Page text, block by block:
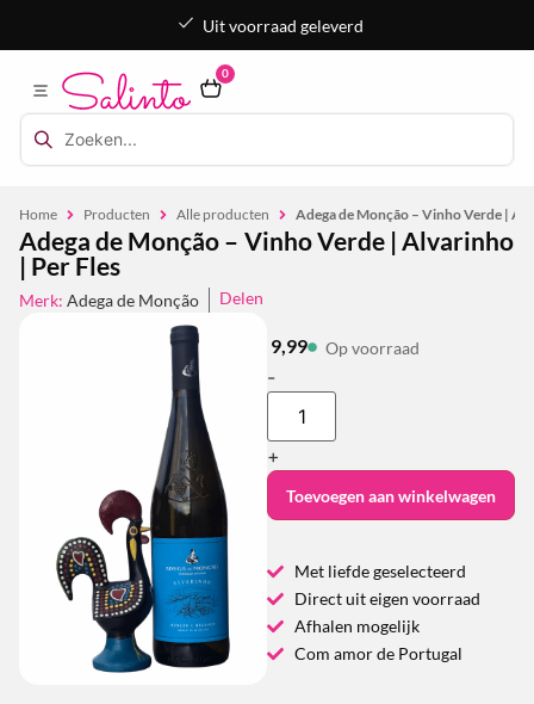
Uit voorraad geleverd
0
Home Producten Alle producten Adega de Monção – Vinho Verde |
Adega de Monção – Vinho Verde | Alvarinho
| Per Fles
Merk: Adega de Monção Delen
9,99 Op voorraad
-
+
Toevoegen aan winkelwagen
Met liefde geselecteerd
Direct uit eigen voorraad
Afhalen mogelijk
Com amor de Portugal